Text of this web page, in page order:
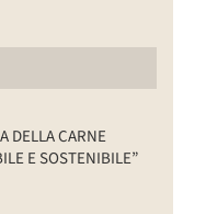
DELLA CARNE
E SOSTENIBILE”